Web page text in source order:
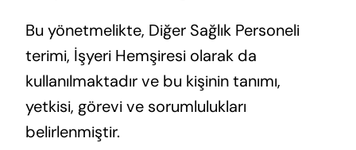
Bu yönetmelikte, Diğer Sağlık Personeli
terimi, İşyeri Hemşiresi olarak da
kullanılmaktadır ve bu kişinin tanımı,
yetkisi, görevi ve sorumlulukları
belirlenmiştir.